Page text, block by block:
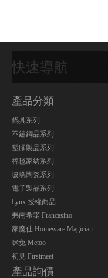
快速導航
產品分類
鍋具系列
不鏽鋼品系列
塑膠製品系列
棉毯家紡系列
玻璃陶瓷系列
電子製品系列
Lynx 授權商品
弗南希諾 Francasino
家魔仕 Homeware Magician
咪兔 Metoo
初見 Firstmeet
產品詢價